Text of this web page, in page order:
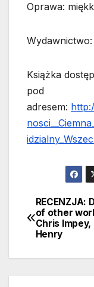
Oprawa:
Książka
pod
adresem:
wpisu
RECENZJA:
of other
Chris Impey,
Henry